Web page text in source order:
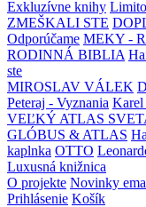
Exkluzívne knihy
ZMEŠKALI STE
Odporúčame MEKY -
RODINNÁ BIBLIA
ste
MIROSLAV VÁLEK
Peteraj - Vyznania Karel
VEĽKÝ ATLAS
GLÓBUS & ATLAS
kaplnka OTTO
Luxusná knižnica
O projekte Novinky
Prihlásenie Košík